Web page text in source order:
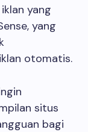
yang
yang
otomatis.
situs
bagi